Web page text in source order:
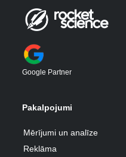
Google Partner
Pakalpojumi
Mērījumi un analīze
Reklāma